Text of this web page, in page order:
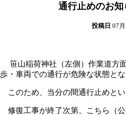
通行止めのお
投稿日 07
笹山稲荷神社（左側）作業道方
歩・車両での通行が危険な状態と
このため、当分の間通行止めと
修復工事が終了次第、こちら（